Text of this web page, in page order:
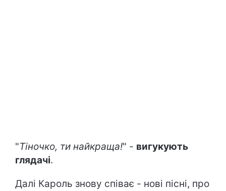
"Тіночко, ти найкраща!" - вигукують
глядачі.
Далі Кароль знову співає - нові пісні, про